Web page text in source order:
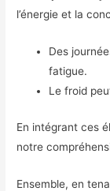
l’énergie et la
Des
fatigue.
Le froid
En intégrant ces
notre
Ensemble, en